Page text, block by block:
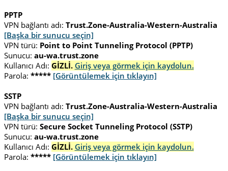
PPTP
VPN bağlantı adı: Trust.Zone-Australia-Western-Australia
[Başka bir sunucu seçin]
VPN türü: Point to Point Tunneling Protocol (PPTP)
Sunucu: au-wa.trust.zone
Kullanıcı Adı: GİZLİ. Giriş veya görmek için kaydolun.
Parola: ***** [Görüntülemek için tıklayın]
SSTP
VPN bağlantı adı: Trust.Zone-Australia-Western-Australia
[Başka bir sunucu seçin]
VPN türü: Secure Socket Tunneling Protocol (SSTP)
Sunucu: au-wa.trust.zone
Kullanıcı Adı: GİZLİ. Giriş veya görmek için kaydolun.
Parola: ***** [Görüntülemek için tıklayın]